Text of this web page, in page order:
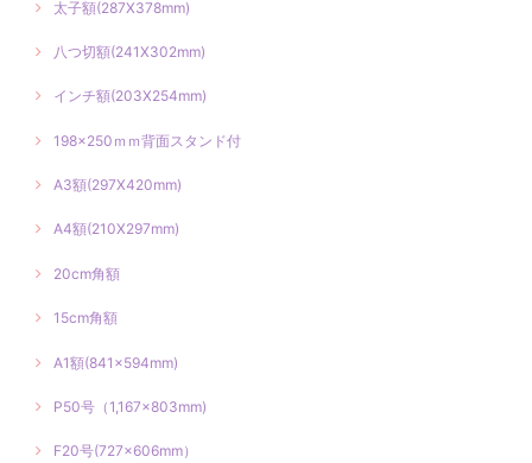
太子額(287X378mm)
八つ切額(241X302mm)
インチ額(203X254mm)
198×250ｍｍ背面スタンド付
A3額(297X420mm)
A4額(210X297mm)
20cm角額
15cm角額
A1額(841×594mm)
P50号（1,167×803mm)
F20号(727×606mm）